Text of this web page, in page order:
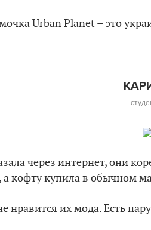
Urban Planet – это
через интернет, они
а кофту купила в обычном
нравится их мода. Есть